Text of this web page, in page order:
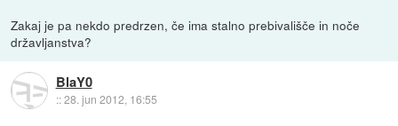
Zakaj je pa nekdo predrzen, če ima stalno prebivališče in noče
državljanstva?
BlaY0
::28. jun 2012, 16:55